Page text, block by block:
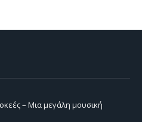
– Μια μεγάλη μουσική